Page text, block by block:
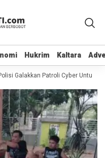
Hukrim Kaltara
Hukrim Kaltara
Galakkan Patroli Cyber Untuk